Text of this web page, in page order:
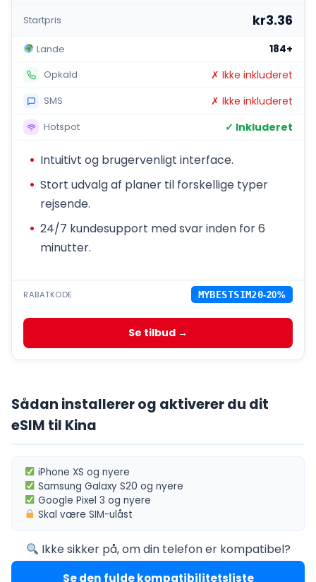
Startpris kr3.36
Lande 184+
Opkald ✗ Ikke inkluderet
SMS ✗ Ikke inkluderet
Hotspot ✓ Inkluderet
Intuitivt og brugervenligt interface.
Stort udvalg af planer til forskellige typer
rejsende.
24/7 kundesupport med svar inden for 6
minutter.
RABATKODE MYBESTSIM20-20%
Se tilbud →
Sådan installerer og aktiverer du dit
eSIM til Kina
iPhone XS og nyere
Samsung Galaxy S20 og nyere
Google Pixel 3 og nyere
Skal væreSIM-ulåst
Ikke sikker på, om din telefon er kompatibel?
Se den fulde kompatibilitetsliste